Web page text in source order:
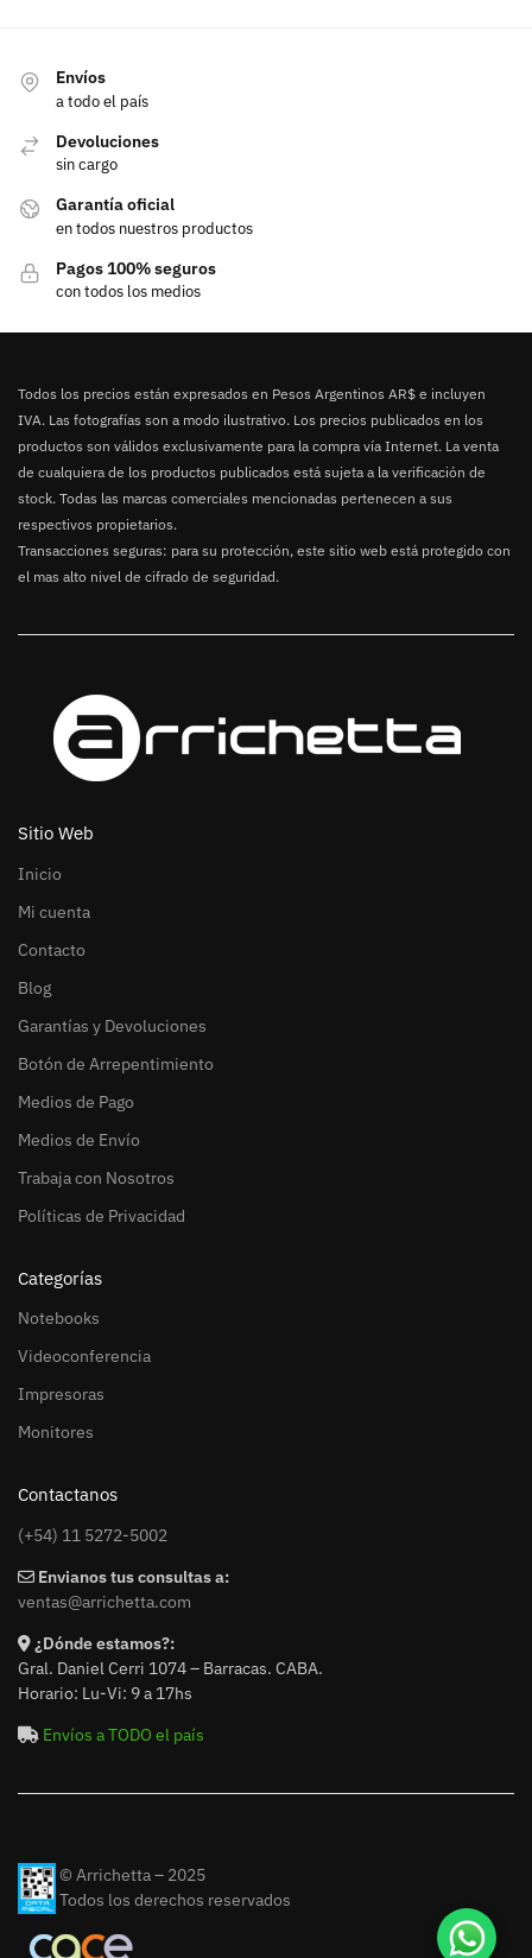
Envíos
a todo el país
Devoluciones
sin cargo
Garantía oficial
en todos nuestros productos
Pagos 100% seguros
con todos los medios
Todos los precios están expresados en Pesos Argentinos AR$ e incluyen
IVA. Las fotografías son a modo ilustrativo. Los precios publicados en los
productos son válidos exclusivamente para la compra vía Internet. La venta
de cualquiera de los productos publicados está sujeta a la verificación de
stock. Todas las marcas comerciales mencionadas pertenecen a sus
respectivos propietarios.
Transacciones seguras: para su protección, este sitio web está protegido con
el mas alto nivel de cifrado de seguridad.
Sitio Web
Inicio
Mi cuenta
Contacto
Blog
Garantías y Devoluciones
Botón de Arrepentimiento
Medios de Pago
Medios de Envío
Trabaja con Nosotros
Políticas de Privacidad
Categorías
Notebooks
Videoconferencia
Impresoras
Monitores
Contactanos
(+54) 11 5272-5002
Envianos tus consultas a:
ventas@arrichetta.com
¿Dónde estamos?:
Gral. Daniel Cerri 1074 – Barracas. CABA.
Horario: Lu-Vi: 9 a 17hs
Envíos a TODO el país
© Arrichetta – 2025
Todos los derechos reservados